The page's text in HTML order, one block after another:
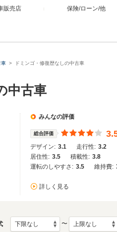
販売店 保険/ローン/他
車 ドミンゴ・修復歴なしの中古車
中古車
みんなの評価
総合評価
デザイン: 3.1 走行性: 3.2
居住性: 3.5 積載性: 3.8
運転のしやすさ: 3.5 維持費:
詳しく見る
〜